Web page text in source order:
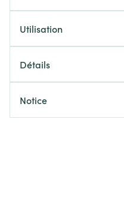
Utilisation
Détails
Notice